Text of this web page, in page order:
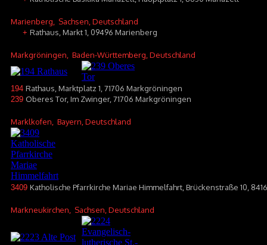
Marienberg , Sachsen, Deutschland
+ Rathaus, Markt 1, 09496 Marienberg
Markgröningen , Baden-Württemberg, Deutschland
194 Rathaus, Marktplatz 1, 71706 Markgröningen
239 Oberes Tor, Im Zwinger, 71706 Markgröningen
Marklkofen , Bayern, Deutschland
3409 Katholische Pfarrkirche Mariae Himmelfahrt, Brückenstraße 10,
Markneukirchen , Sachsen, Deutschland